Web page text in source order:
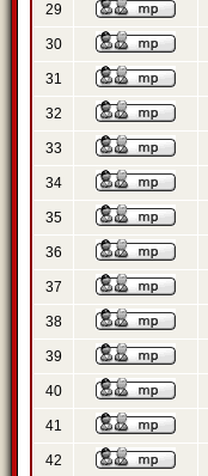
29
30
31
32
33
34
35
36
37
38
39
40
41
42